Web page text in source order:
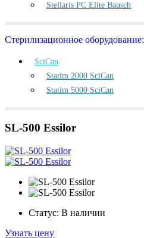
Stellaris PC Elite Bausch
Стерилизационное оборудование:
SciCan
Statim 2000 SciCan
Statim 5000 SciCan
SL-500 Essilor
Статус: В наличии
Узнать цену